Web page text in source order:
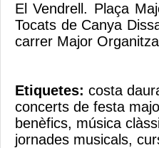
El Vendrell. Plaça
Tocats de Canya
carrer Major
Etiquetes: costa
concerts de festa
benèfics, música
jornades musicals,